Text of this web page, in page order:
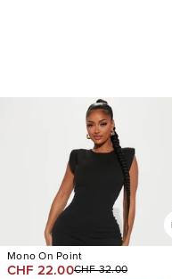
Mono On Point
CHF 22.00CHF 32.00